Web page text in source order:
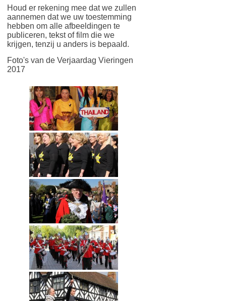
Houd er rekening mee dat we zullen
aannemen dat we uw toestemming
hebben om alle afbeeldingen te
publiceren, tekst of film die we
krijgen, tenzij u anders is bepaald.
Foto's van de Verjaardag Vieringen
2017